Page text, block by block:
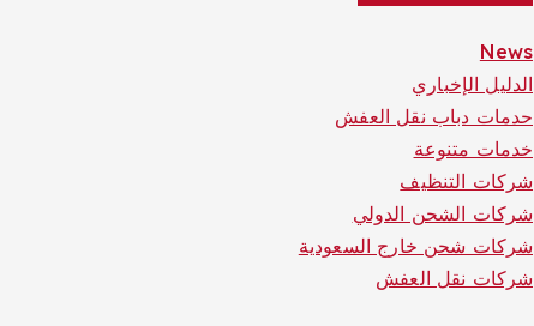
News
الدليل الإخباري
حدمات دباب نقل العفش
خدمات متنوعة
شركات التنظيف
شركات الشحن الدولي
شركات شحن خارج السعودية
شركات نقل العفش